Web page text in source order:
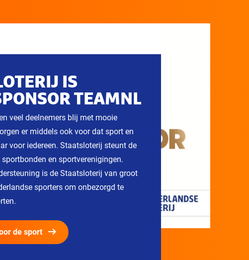
IS
TEAMNL
veel deelnemers blij met mooie
er middels ook voor dat sport en
voor iedereen. Staatsloterij steunt de
sportbonden en sportverenigingen.
is de Staatsloterij van groot
sporters om onbezorgd te
de sport